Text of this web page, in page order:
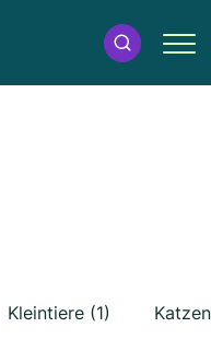
Kleintiere (1)